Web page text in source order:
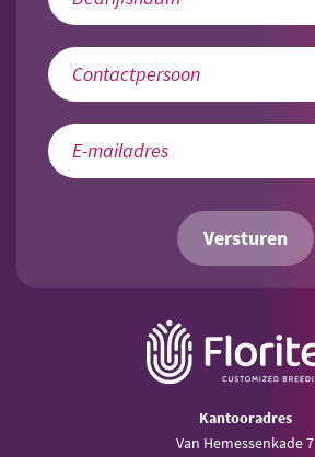
Versturen
Kantooradres
Van Hemessenkade 7